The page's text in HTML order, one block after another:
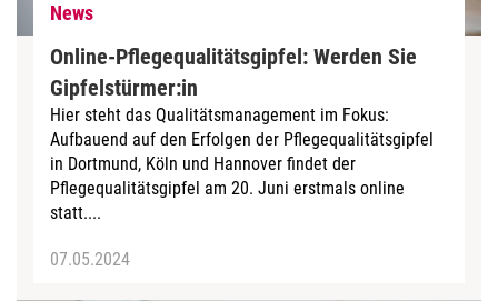
News
Online-Pflegequalitätsgipfel: Werden Sie
Gipfelstürmer:in
Hier steht das Qualitätsmanagement im Fokus:
Aufbauend auf den Erfolgen der Pflegequalitätsgipfel
in Dortmund, Köln und Hannover findet der
Pflegequalitätsgipfel am 20. Juni erstmals online
statt....
07.05.2024